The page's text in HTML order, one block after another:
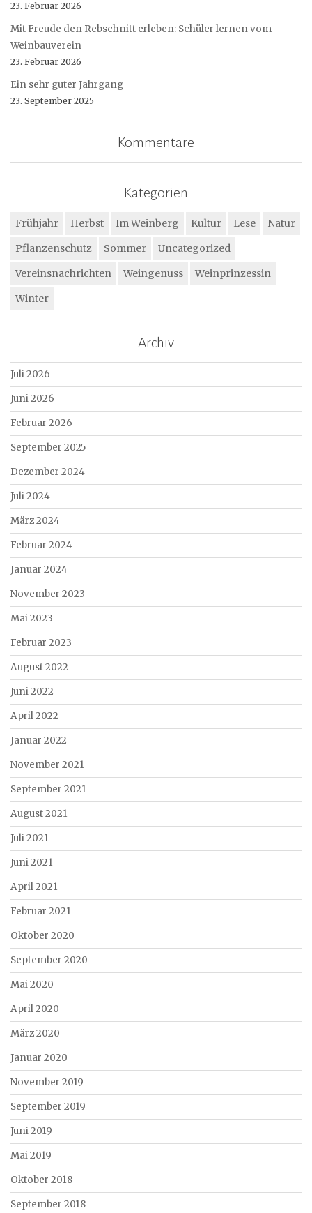
23. Februar 2026
Mit Freude den Rebschnitt erleben: Schüler lernen vom
Weinbauverein
23. Februar 2026
Ein sehr guter Jahrgang
23. September 2025
Kommentare
Kategorien
Frühjahr Herbst Im Weinberg Kultur Lese
Natur
Pflanzenschutz
Sommer
Uncategorized
Vereinsnachrichten
Weingenuss
Weinprinzessin
Winter
Archiv
Juli 2026
Juni 2026
Februar 2026
September 2025
Dezember 2024
Juli 2024
März 2024
Februar 2024
Januar 2024
November 2023
Mai 2023
Februar 2023
August 2022
Juni 2022
April 2022
Januar 2022
November 2021
September 2021
August 2021
Juli 2021
Juni 2021
April 2021
Februar 2021
Oktober 2020
September 2020
Mai 2020
April 2020
März 2020
Januar 2020
November 2019
September 2019
Juni 2019
Mai 2019
Oktober 2018
September 2018